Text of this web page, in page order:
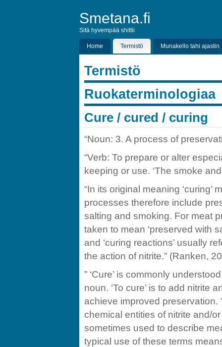
Smetana.fi
Sitä hyvempää shittii
Home Termistö Munakello tahi ajastin
Termistö
Ruokaterminologiaa
Cure / cured / curing
“Noun: 3. A process of
“Verb: To prepare or alter
keeping or use. ‘The smoke
“In its original meaning ‘curing’
processes therefore include
salting and smoking. For meat
taken to mean ‘preserved with
and ‘curing reactions’ usually
the action of nitrite.” (Ranken,
” ‘Cure’ is commonly
noun. ‘To cure’ is to add nitrite
achieve improved preservation.
chemical entities of nitrite and/or
sometimes used to describe
typical use of these terms